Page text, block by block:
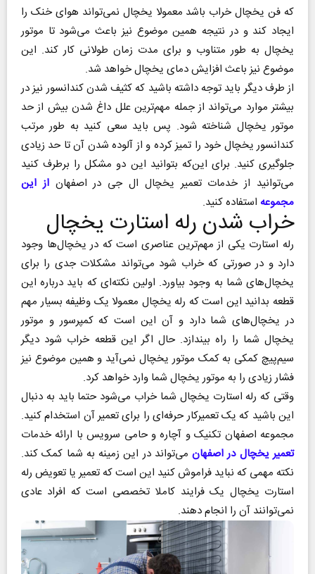
که فن یخچال خراب باشد معمولا یخچال نمی‌تواند هوای خنک را
ایجاد کند و در نتیجه همین موضوع نیز باعث می‌شود تا موتور
یخچال به طور متناوب و برای مدت زمان طولانی کار کند. این
موضوع نیز باعث افزایش دمای یخچال خواهد شد.
از طرف دیگر باید توجه داشته باشید که کثیف شدن کندانسور نیز در
بیشتر موارد می‌تواند از جمله مهم‌ترین علل داغ شدن بیش از حد
موتور یخچال شناخته شود. پس باید سعی کنید به طور مرتب
کندانسور یخچال خود را تمیز کرده و از آلوده شدن آن تا حد زیادی
جلوگیری کنید. برای این‌که بتوانید این دو مشکل را برطرف کنید
می‌توانید از خدمات تعمیر یخچال ال جی در اصفهاناز این
مجموعه استفاده کنید.
خراب شدن رله استارت یخچال
رله استارت یکی از مهم‌ترین عناصری است که در یخچال‌ها وجود
دارد و در صورتی که خراب شود می‌تواند مشکلات جدی را برای
یخچال‌های شما به وجود بیاورد. اولین نکته‌ای که باید درباره این
قطعه بدانید این است که رله یخچال معمولا یک وظیفه بسیار مهم
در یخچال‌های شما دارد و آن این است که کمپرسور و موتور
یخچال شما را راه بیندازد. حال اگر این قطعه خراب شود دیگر
سیم‌پیچ کمکی به کمک موتور یخچال نمی‌آید و همین موضوع نیز
فشار زیادی را به موتور یخچال شما وارد خواهد کرد.
وقتی که رله استارت یخچال شما خراب می‌شود حتما باید به دنبال
این باشید که یک تعمیرکار حرفه‌ای را برای تعمیر آن استخدام کنید.
مجموعه اصفهان تکنیک و آچاره و حامی سرویس با ارائه خدمات
تعمیر یخچال در اصفهان می‌تواند در این زمینه به شما کمک کند.
نکته مهمی که نباید فراموش کنید این است که تعمیر یا تعویض رله
استارت یخچال یک فرایند کاملا تخصصی است که افراد عادی
نمی‌توانند آن را انجام دهند.